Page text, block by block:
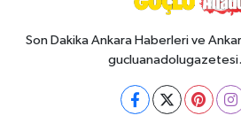
Son Dakika Ankara Haberleri ve